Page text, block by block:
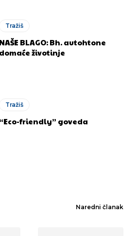
Tražiš
NAŠE BLAGO: Bh. autohtone
domaće životinje
Tražiš
“Eco-friendly” goveda
Naredni članak